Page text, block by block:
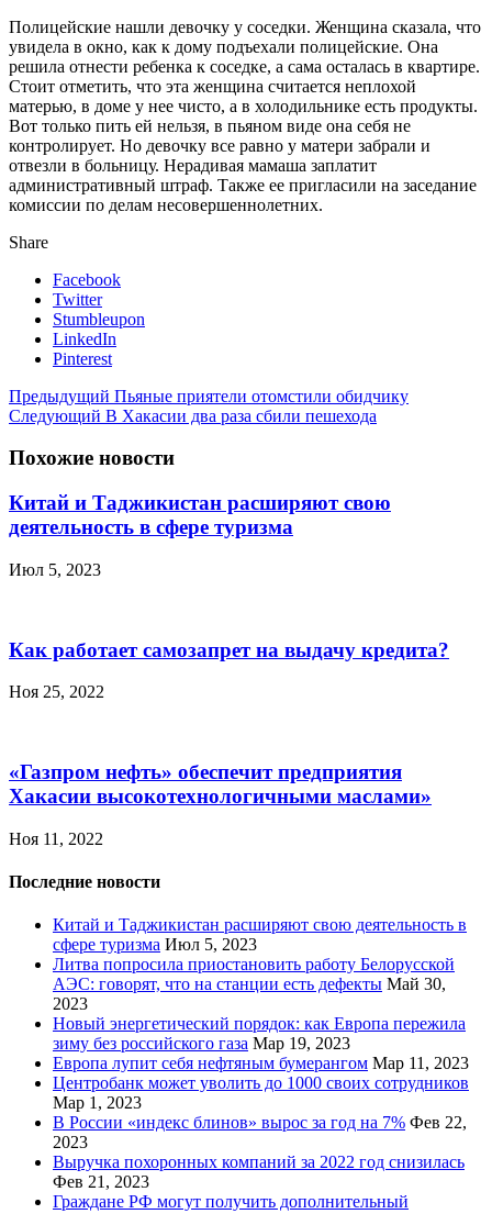
Полицейские нашли девочку у соседки. Женщина сказала, что
увидела в окно, как к дому подъехали полицейские. Она
решила отнести ребенка к соседке, а сама осталась в квартире.
Стоит отметить, что эта женщина считается неплохой
матерью, в доме у нее чисто, а в холодильнике есть продукты.
Вот только пить ей нельзя, в пьяном виде она себя не
контролирует. Но девочку все равно у матери забрали и
отвезли в больницу. Нерадивая мамаша заплатит
административный штраф. Также ее пригласили на заседание
комиссии по делам несовершеннолетних.
Share
Facebook
Twitter
Stumbleupon
LinkedIn
Pinterest
Предыдущий Пьяные приятели отомстили обидчику
Следующий В Хакасии два раза сбили пешехода
Похожие новости
Китай и Таджикистан расширяют свою
деятельность в сфере туризма
Июл 5, 2023
Как работает самозапрет на выдачу кредита?
Ноя 25, 2022
«Газпром нефть» обеспечит предприятия
Хакасии высокотехнологичными маслами»
Ноя 11, 2022
Последние новости
Китай и Таджикистан расширяют свою деятельность в
сфере туризма Июл 5, 2023
Литва попросила приостановить работу Белорусской
АЭС: говорят, что на станции есть дефекты Май 30,
2023
Новый энергетический порядок: как Европа пережила
зиму без российского газа Мар 19, 2023
Европа лупит себя нефтяным бумерангом Мар 11, 2023
Центробанк может уволить до 1000 своих сотрудников
Мар 1, 2023
В России «индекс блинов» вырос за год на 7% Фев 22,
2023
Выручка похоронных компаний за 2022 год снизилась
Фев 21, 2023
Граждане РФ могут получить дополнительный